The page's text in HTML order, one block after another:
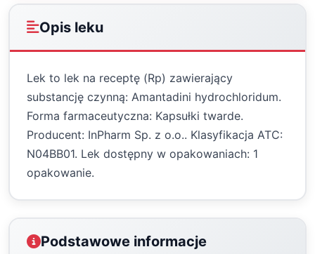
Opis leku
Lek to lek na receptę (Rp) zawierający
substancję czynną: Amantadini hydrochloridum.
Forma farmaceutyczna: Kapsułki twarde.
Producent: InPharm Sp. z o.o.. Klasyfikacja ATC:
N04BB01. Lek dostępny w opakowaniach: 1
opakowanie.
Podstawowe informacje